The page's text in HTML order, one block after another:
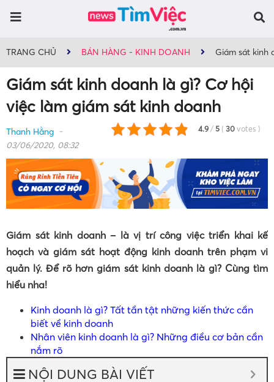
TRANG CHỦ BÁN HÀNG - KINH DOANH Giám sát kinh
Giám sát kinh doanh là gì? Cơ hội
việc làm giám sát kinh doanh
4.9 / 5 ( 30 votes )
Thanh Hằng
03/06/2020, 08:32
Giám sát kinh doanh – là vị trí công việc triển khai kế
hoạch và giám sát hoạt động kinh doanh trên phạm vi
quản lý. Để rõ hơn giám sát kinh doanh là gì? Cùng tìm
hiểu nha!
Kinh doanh là gì? Tất tần tật những kiến thức cần
biết về kinh doanh
Nhân viên kinh doanh là gì? Những điều cơ bản cần
nắm rõ
NỘI DUNG BÀI VIẾT